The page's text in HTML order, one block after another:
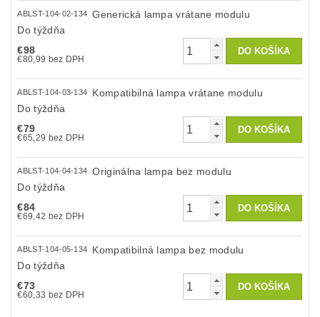
ABLST-104-02-134
Generická lampa vrátane modulu
Do týždňa
€98
€80,99 bez DPH
ABLST-104-03-134
Kompatibilná lampa vrátane modulu
Do týždňa
€79
€65,29 bez DPH
ABLST-104-04-134
Originálna lampa bez modulu
Do týždňa
€84
€69,42 bez DPH
ABLST-104-05-134
Kompatibilná lampa bez modulu
Do týždňa
€73
€60,33 bez DPH